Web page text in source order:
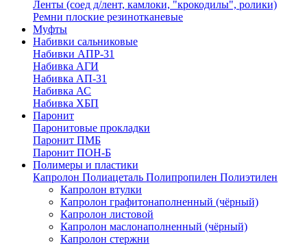
Ленты (соед д/лент, камлоки, "крокодилы", ролики)
Ремни плоские резинотканевые
Муфты
Набивки сальниковые
Набивки АПР-31
Набивка АГИ
Набивка АП-31
Набивка АС
Набивка ХБП
Паронит
Паронитовые прокладки
Паронит ПМБ
Паронит ПОН-Б
Полимеры и пластики
Капролон Полиацеталь Полипропилен Полиэтилен
Капролон втулки
Капролон графитонаполненный (чёрный)
Капролон листовой
Капролон маслонаполненный (чёрный)
Капролон стержни